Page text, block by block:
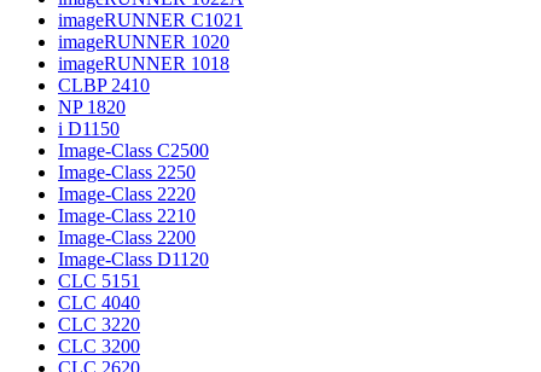
imageRUNNER C1021
imageRUNNER 1020
imageRUNNER 1018
CLBP 2410
NP 1820
i D1150
Image-Class C2500
Image-Class 2250
Image-Class 2220
Image-Class 2210
Image-Class 2200
Image-Class D1120
CLC 5151
CLC 4040
CLC 3220
CLC 3200
CLC 2620